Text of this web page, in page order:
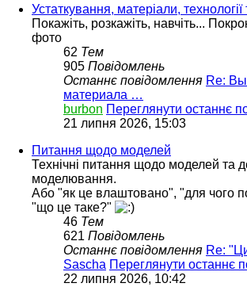
Устаткування, матеріали,
Покажіть, розкажіть, навчіть...
фото
62 Тем
905 Повідомлень
Останнє повідомлення Re:
материала …
burbon Переглянути останнє
21 липня 2026, 15:03
Питання щодо моделей
Технічні питання щодо моделей та
моделювання.
Або "як це влаштовано", "для чого
"що це таке?"
46 Тем
621 Повідомлень
Останнє повідомлення Re:
Sascha Переглянути останнє
22 липня 2026, 10:42